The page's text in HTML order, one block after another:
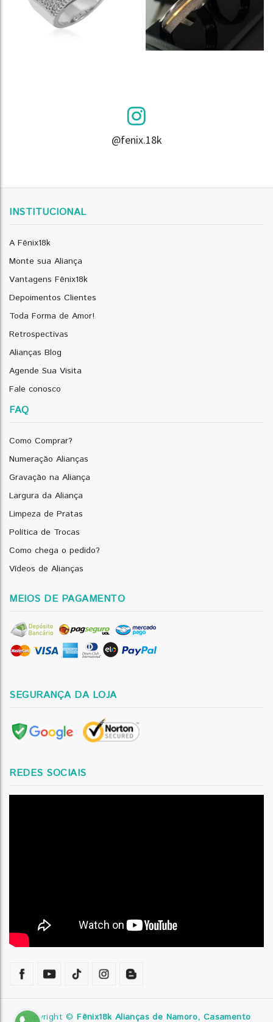
@fenix.18k
INSTITUCIONAL
A Fênix18k
Monte sua Aliança
Vantagens Fênix18k
Depoimentos Clientes
Toda Forma de Amor!
Retrospectivas
Alianças Blog
Agende Sua Visita
Fale conosco
FAQ
Como Comprar?
Numeração Alianças
Gravação na Aliança
Largura da Aliança
Limpeza de Pratas
Política de Trocas
Como chega o pedido?
Vídeos de Alianças
MEIOS DE PAGAMENTO
SEGURANÇA DA LOJA
REDES SOCIAIS
Copyright ©Fênix18k Alianças de Namoro, Casamento